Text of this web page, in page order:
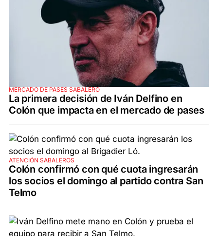
MERCADO DE PASES SABALERO
La primera decisión de Iván Delfino en
Colón que impacta en el mercado de pases
ATENCIÓN SABALEROS
Colón confirmó con qué cuota ingresarán
los socios el domingo al partido contra San
Telmo